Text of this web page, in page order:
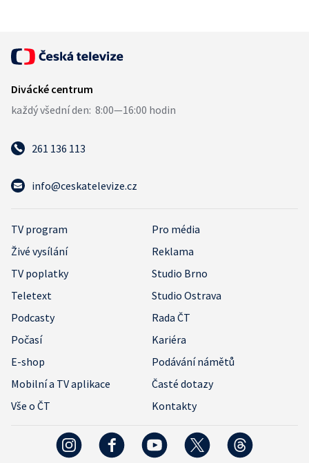
261 136 113
info@ceskatelevize.cz
TV program
Pro média
Živé vysílání
Reklama
TV poplatky
Studio Brno
Teletext
Studio Ostrava
Podcasty
Rada ČT
Počasí
Kariéra
E-shop
Podávání námětů
Mobilní a TV aplikace
Časté dotazy
Vše o ČT
Kontakty